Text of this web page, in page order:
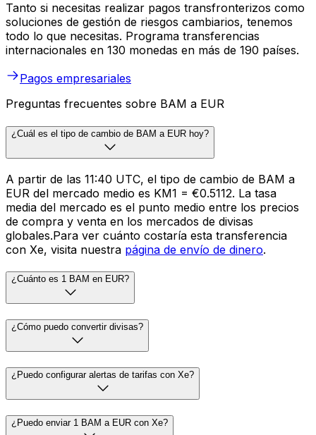
Tanto si necesitas realizar pagos transfronterizos como
soluciones de gestión de riesgos cambiarios, tenemos
todo lo que necesitas. Programa transferencias
internacionales en 130 monedas en más de 190 países.
Pagos empresariales
Preguntas frecuentes sobre BAM a EUR
¿Cuál es el tipo de cambio de BAM a EUR hoy?
A partir de las 11:40 UTC, el tipo de cambio de BAM a
EUR del mercado medio es KM1 = €0.5112. La tasa
media del mercado es el punto medio entre los precios
de compra y venta en los mercados de divisas
globales.Para ver cuánto costaría esta transferencia
con Xe, visita nuestra página de envío de dinero.
¿Cuánto es 1 BAM en EUR?
¿Cómo puedo convertir divisas?
¿Puedo configurar alertas de tarifas con Xe?
¿Puedo enviar 1 BAM a EUR con Xe?